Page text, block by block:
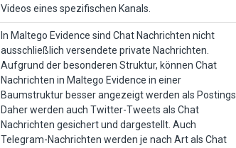
Videos eines spezifischen Kanals.
In Maltego Evidence sind Chat Nachrichten nicht
ausschließlich versendete private Nachrichten.
Aufgrund der besonderen Struktur, können Chat
Nachrichten in Maltego Evidence in einer
Baumstruktur besser angezeigt werden als Postings.
Daher werden auch Twitter-Tweets als Chat
Nachrichten gesichert und dargestellt. Auch
Telegram-Nachrichten werden je nach Art als Chat